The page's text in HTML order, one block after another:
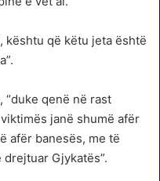
që këtu jeta është
“duke qenë në rast
janë shumë afër
afër banesës, me të
Gjykatës”.